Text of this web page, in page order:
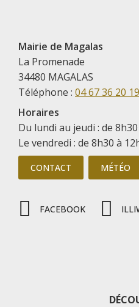
Mairie de Magalas
La Promenade
34480 MAGALAS
Téléphone : 04 67 36 20 19
Horaires
Du lundi au jeudi : de
Le vendredi : de 8h30 à
CONTACT MÉTÉO
FACEBOOK